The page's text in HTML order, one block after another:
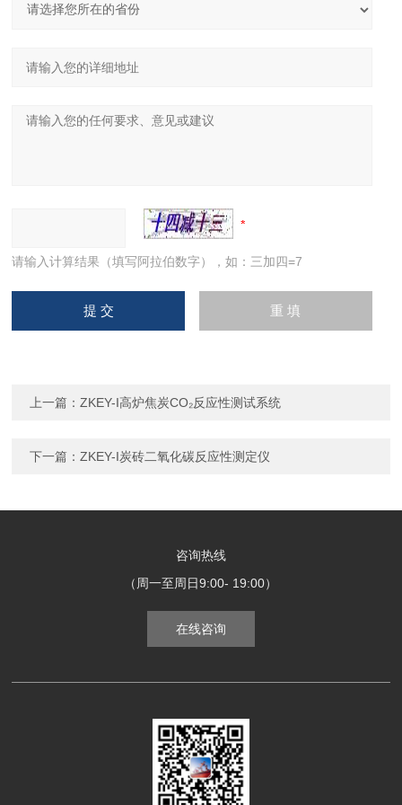
请输入计算结果（填写阿拉伯数字），如：三加四=7
上一篇：ZKEY-I高炉焦炭CO₂反应性测试系统
下一篇：ZKEY-I炭砖二氧化碳反应性测定仪
咨询热线
（周一至周日9:00- 19:00）
在线咨询